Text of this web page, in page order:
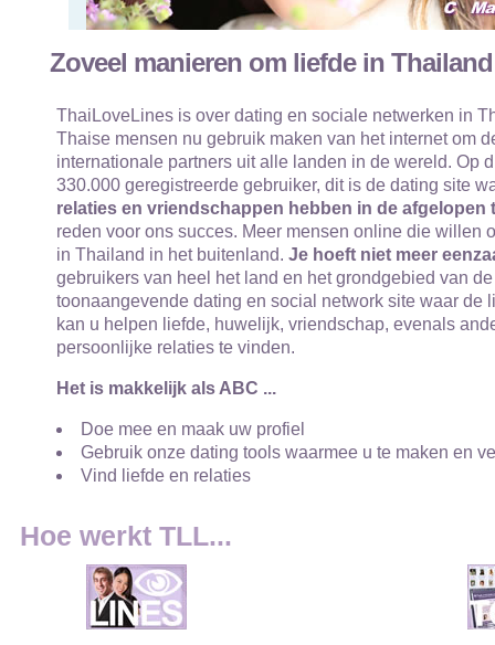
Zoveel manieren om liefde in Thailand
ThaiLoveLines is over dating en sociale netwerken in
Thaise mensen nu gebruik maken van het internet om
internationale partners uit alle landen in de wereld. Op
330.000 geregistreerde gebruiker, dit is de dating site
relaties en vriendschappen hebben in de afgelopen
reden voor ons succes. Meer mensen online die willen
in Thailand in het buitenland. Je hoeft niet meer
gebruikers van heel het land en het grondgebied van
toonaangevende dating en social network site waar de
kan u helpen liefde, huwelijk, vriendschap, evenals
persoonlijke relaties te vinden.
Het is makkelijk als ABC ...
Doe mee en maak uw profiel
Gebruik onze dating tools waarmee u te maken en
Vind liefde en relaties
Hoe werkt TLL...